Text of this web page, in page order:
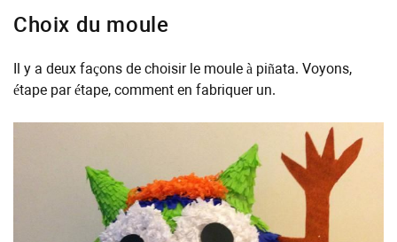
Choix du moule
Il y a deux façons de choisir le moule à piñata. Voyons,
étape par étape, comment en fabriquer un.